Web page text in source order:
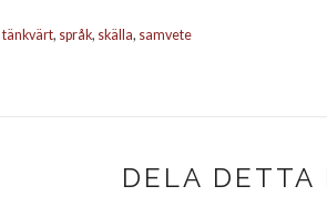
tänkvärt, språk, skälla, samvete
DELA DETTA